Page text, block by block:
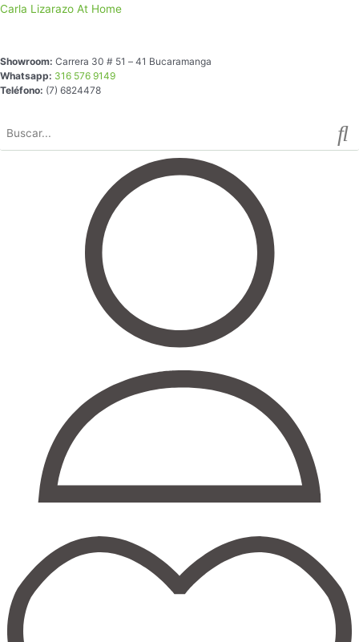
Ir
Carla Lizarazo At Home
Showroom: Carrera 30 # 51 – 41 Bucaramanga
Whatsapp: 316 576 9149
Teléfono: (7) 6824478